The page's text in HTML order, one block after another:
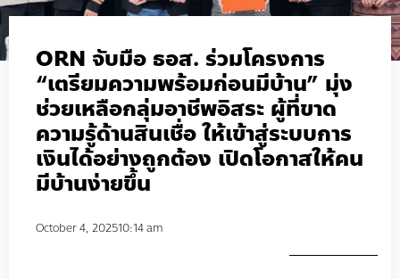
ORN จับมือ ธอส. ร่วมโครงการ
“เตรียมความพร้อมก่อนมีบ้าน” มุ่ง
ช่วยเหลือกลุ่มอาชีพอิสระ ผู้ที่ขาด
ความรู้ด้านสินเชื่อ ให้เข้าสู่ระบบการ
เงินได้อย่างถูกต้อง เปิดโอกาสให้คน
มีบ้านง่ายขึ้น
October 4, 202510:14 am